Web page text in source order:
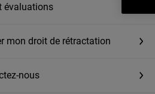
évaluations
mon droit de rétractation
nous